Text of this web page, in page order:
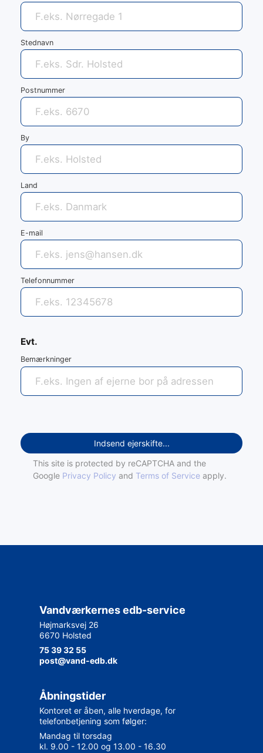
Stednavn
Postnummer
By
Land
E-mail
Telefonnummer
Evt.
Bemærkninger
Indsend ejerskifte...
This site is protected by reCAPTCHA and the
Google Privacy Policy and Terms of Service apply.
Vandværkernes edb-service
Højmarksvej 26
6670 Holsted
75 39 32 55
post@vand-edb.dk
Åbningstider
Kontoret er åben, alle hverdage, for
telefonbetjening som følger:
Mandag til torsdag
kl. 9.00 - 12.00 og 13.00 - 16.30